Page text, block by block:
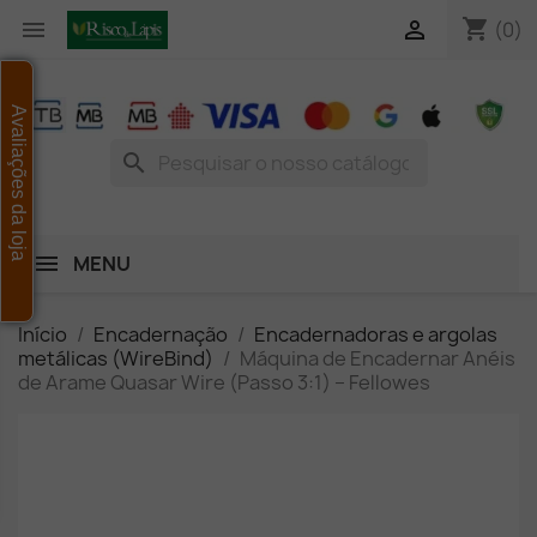
 shopping_cart (0)

search
MENU
Início Encadernação
Encadernadoras e argolas
metálicas (WireBind)
Máquina de Encadernar Anéis
de Arame Quasar Wire (Passo 3:1) – Fellowes
Avaliações da loja